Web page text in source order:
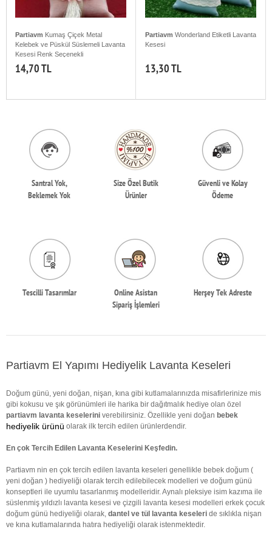
Partiavm Kumaş Çiçek Metal
Kelebek ve Püskül Süslemeli Lavanta
Kesesi Renk Seçenekli
14,70 TL
Partiavm Wonderland Etiketli Lavanta
Kesesi
13,30 TL
Santral Yok,
Beklemek Yok
Size Özel Butik
Ürünler
Güvenli ve Kolay
Ödeme
Tescilli Tasarımlar
Online Asistan
Sipariş İşlemleri
Herşey Tek Adreste
Partiavm El Yapımı Hediyelik Lavanta Keseleri
Doğum günü, yeni doğan, nişan, kına gibi kutlamalarınızda misafirlerinize mis
gibi kokusu ve şık görünümleri ile harika bir dağıtmalık hediye olan özel
partiavm lavanta keselerini verebilirsiniz. Özellikle yeni doğan bebek
hediyelik ürünü olarak ilk tercih edilen ürünlerdendir.
En çok Tercih Edilen Lavanta Keselerini Keşfedin.
Partiavm nin en çok tercih edilen lavanta keseleri genellikle bebek doğum (
yeni doğan ) hediyeliği olarak tercih edilebilecek modelleri ve doğum günü
konseptleri ile uyumlu tasarlanmış modelleridir. Aynalı pleksiye isim kazıma ile
süslenmiş yıldızlı lavanta kesesi ve çizgili lavanta kesesi modelleri erkek çocuk
doğum günü hediyeliği olarak, dantel ve tül lavanta keseleri de sıklıkla nişan
ve kına kutlamalarında hatıra hediyeliği olarak istenmektedir.